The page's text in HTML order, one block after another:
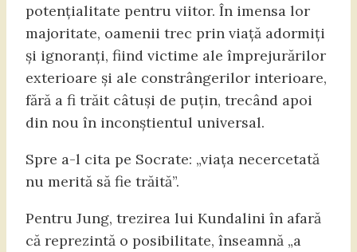
potențialitate pentru viitor. În imensa lor
majoritate, oamenii trec prin viață adormiți
și ignoranți, fiind victime ale împrejurărilor
exterioare și ale constrângerilor interioare,
fără a fi trăit câtuși de puțin, trecând apoi
din nou în inconștientul universal.
Spre a-l cita pe Socrate: „viața necercetată
nu merită să fie trăită”.
Pentru Jung, trezirea lui Kundalini în afară
că reprezintă o posibilitate, înseamnă „a